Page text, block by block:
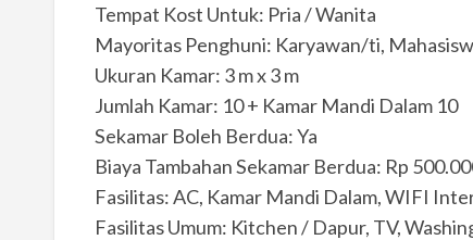
Tempat Kost Untuk: Pria / Wanita
Mayoritas Penghuni: Karyawan/ti,
Ukuran Kamar: 3 m x 3 m
Jumlah Kamar: 10 + Kamar Mandi Dalam 10
Sekamar Boleh Berdua: Ya
Biaya Tambahan Sekamar Berdua: Rp
Fasilitas: AC, Kamar Mandi Dalam, WIFI
Fasilitas Umum: Kitchen / Dapur, TV,